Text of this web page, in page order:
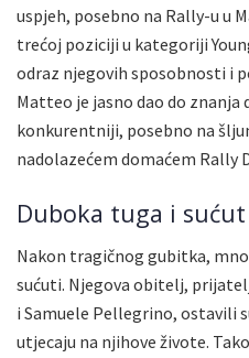
uspjeh, posebno na Rally-u u
trećoj poziciji u kategoriji
odraz njegovih sposobnosti i
Matteo je jasno dao do znanja
konkurentniji, posebno na
nadolazećem domaćem Rally
Duboka tuga i
Nakon tragičnog gubitka,
sućuti. Njegova obitelj,
i Samuele Pellegrino, ostavili
utjecaju na njihove živote.